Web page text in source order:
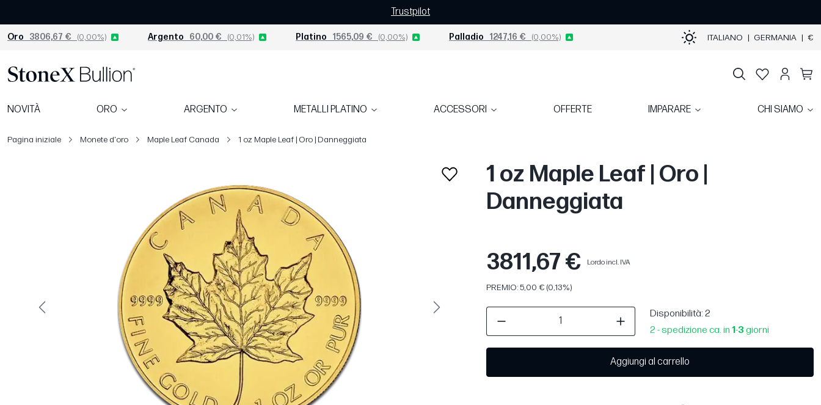
Trustpilot
Oro 3806,67 € (0,00%) Argento 60,00 € (0,01%) Platino 1565,09 € (0,00%) Palladio 1247,16 € (0,00%) ITALIANO | GERMANIA | €
NOVITÀ ORO ARGENTO METALLI PLATINO ACCESSORI OFFERTE IMPARARE CHI SIAMO
Pagina iniziale Monete d'oro Maple Leaf Canada 1 oz Maple Leaf | Oro | Danneggiata
Precedente Avanti
1 oz Maple Leaf | Oro |
Danneggiata
3811,67 € Lordo incl. IVA
PREMIO: 5,00 € (0,13%)
Disponibilità: 2
2 - spedizione ca. in 1-3 giorni
Aggiungi al carrello